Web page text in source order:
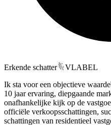
Erkende schatter
VLABEL
Ik sta voor een objectieve
10 jaar ervaring, diepgaande
onafhankelijke kijk op de
officiële verkoopsschattingen,
schattingen van residentieel